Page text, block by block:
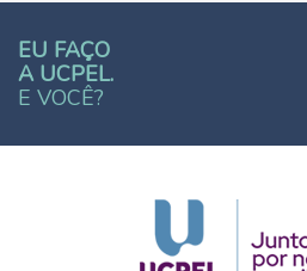
EU FAÇO
A UCPEL.
E VOCÊ?